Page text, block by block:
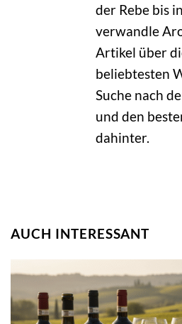
der Rebe bis
verwandle
Artikel über
beliebtesten
Suche nach
und den
dahinter.
AUCH INTERESSANT